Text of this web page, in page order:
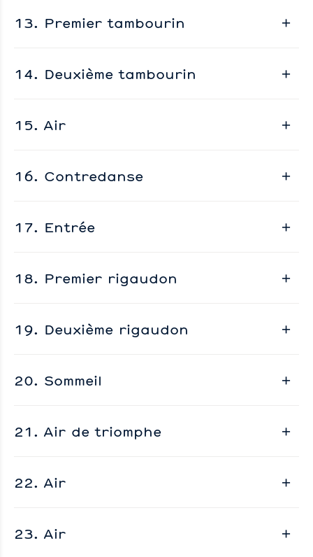
13. Premier tambourin
14. Deuxième tambourin
15. Air
16. Contredanse
17. Entrée
18. Premier rigaudon
19. Deuxième rigaudon
20. Sommeil
21. Air de triomphe
22. Air
23. Air